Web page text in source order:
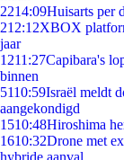
2214:09Huisarts per
212:12XBOX
jaar
1211:27Capibara's
binnen
5110:59Israël meldt
aangekondigd
1510:48Hiroshima
1610:32Drone met
hybride aanval